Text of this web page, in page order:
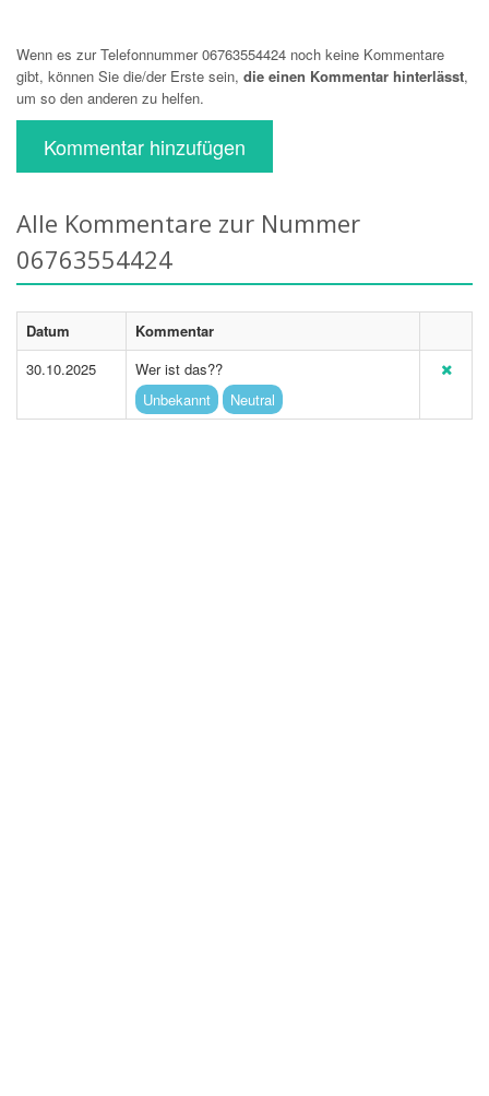
Wenn es zur Telefonnummer 06763554424 noch keine Kommentare
gibt, können Sie die/der Erste sein, die einen Kommentar hinterlässt,
um so den anderen zu helfen.
Kommentar hinzufügen
Alle Kommentare zur Nummer
06763554424
Datum
Kommentar
30.10.2025
Wer ist das??
Unbekannt
Neutral